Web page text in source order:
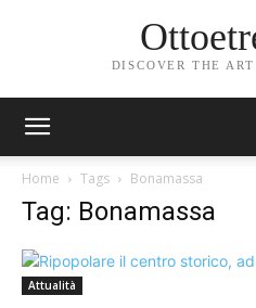
DISCOVER THE
Home Tags Bonamassa
Tag: Bonamassa
Attualità